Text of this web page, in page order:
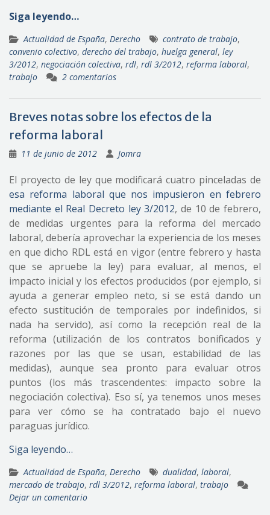
Siga leyendo…
Actualidad de España, Derecho contrato de trabajo,
convenio colectivo, derecho del trabajo, huelga general, ley
3/2012, negociación colectiva, rdl, rdl 3/2012, reforma laboral,
trabajo
2 comentarios
Breves notas sobre los efectos de la
reforma laboral
11 de junio de 2012 Jomra
El proyecto de ley que modificará cuatro pinceladas de
esa reforma laboral que nos impusieron en febrero
mediante el Real Decreto ley 3/2012, de 10 de febrero,
de medidas urgentes para la reforma del mercado
laboral, debería aprovechar la experiencia de los meses
en que dicho RDL está en vigor (entre febrero y hasta
que se apruebe la ley) para evaluar, al menos, el
impacto inicial y los efectos producidos (por ejemplo, si
ayuda a generar empleo neto, si se está dando un
efecto sustitución de temporales por indefinidos, si
nada ha servido), así como la recepción real de la
reforma (utilización de los contratos bonificados y
razones por las que se usan, estabilidad de las
medidas), aunque sea pronto para evaluar otros
puntos (los más trascendentes: impacto sobre la
negociación colectiva). Eso sí, ya tenemos unos meses
para ver cómo se ha contratado bajo el nuevo
paraguas jurídico.
Siga leyendo…
Actualidad de España, Derecho dualidad, laboral,
mercado de trabajo, rdl 3/2012, reforma laboral, trabajo
Dejar un comentario